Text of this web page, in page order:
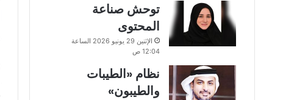
توحش صناعة
المحتوى
الإثنين 29 يونيو 2026 الساعة
12:04 ص
نظام «الطيبات
والطيبون»